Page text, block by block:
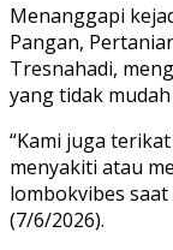
Menanggapi
Pangan,
Tresnahadi,
yang tidak
“Kami juga
menyakiti atau
lombokvibes
(7/6/2026).